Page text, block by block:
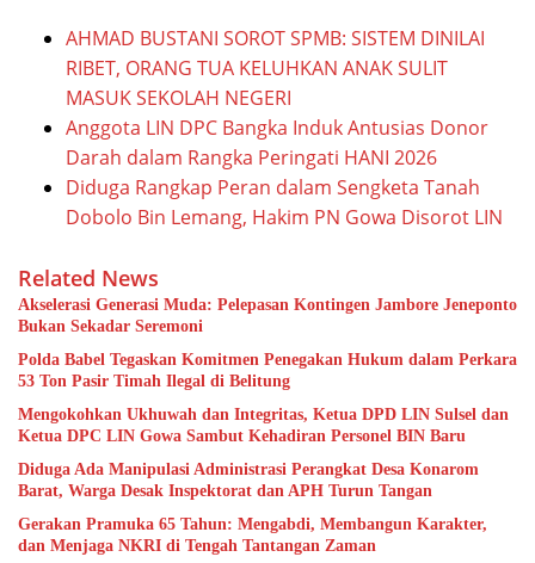
AHMAD BUSTANI SOROT SPMB: SISTEM DINILAI
RIBET, ORANG TUA KELUHKAN ANAK SULIT
MASUK SEKOLAH NEGERI
Anggota LIN DPC Bangka Induk Antusias Donor
Darah dalam Rangka Peringati HANI 2026
Diduga Rangkap Peran dalam Sengketa Tanah
Dobolo Bin Lemang, Hakim PN Gowa Disorot LIN
Related News
Akselerasi Generasi Muda: Pelepasan Kontingen Jambore Jeneponto
Bukan Sekadar Seremoni
Polda Babel Tegaskan Komitmen Penegakan Hukum dalam Perkara
53 Ton Pasir Timah Ilegal di Belitung
Mengokohkan Ukhuwah dan Integritas, Ketua DPD LIN Sulsel dan
Ketua DPC LIN Gowa Sambut Kehadiran Personel BIN Baru
Diduga Ada Manipulasi Administrasi Perangkat Desa Konarom
Barat, Warga Desak Inspektorat dan APH Turun Tangan
Gerakan Pramuka 65 Tahun: Mengabdi, Membangun Karakter,
dan Menjaga NKRI di Tengah Tantangan Zaman